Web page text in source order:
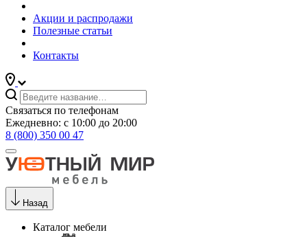
Акции и распродажи
Полезные статьи
Контакты
Связаться по телефонам
Ежедневно: с 10:00 до 20:00
8 (800) 350 00 47
Назад
Каталог мебели